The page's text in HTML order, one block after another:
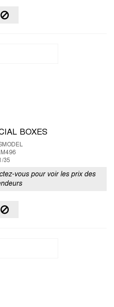
BOXES
35
vous pour voir les prix des